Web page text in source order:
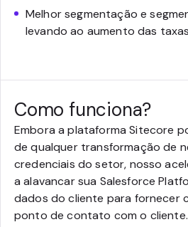
Melhor segmentação e
levando ao aumento das
Como funciona?
Embora a plataforma Sitecore
de qualquer transformação de
credenciais do setor, nosso
a alavancar sua Salesforce
dados do cliente para fornecer
ponto de contato com o cliente.